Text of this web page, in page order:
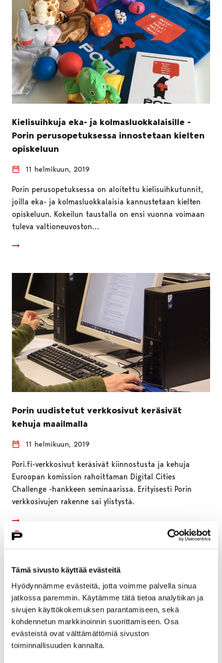
Tämä sivusto käyttää evästeitä
Hyödynnämme evästeitä, jotta voimme palvella sinua
jatkossa paremmin. Käytämme tätä tietoa analytiikan ja
sivujen käyttökokemuksen parantamiseen, sekä
kohdennetun markkinoinnin suorittamiseen. Osa
evästeistä ovat välttämättömiä sivuston
toiminnallisuuden kannalta.
Kielisuihkuja eka- ja kolmasluokkalaisille -
Porin perusopetuksessa innostetaan kielten
opiskeluun
11 helmikuun, 2019
Porin perusopetuksessa on aloitettu kielisuihkutunnit,
joilla eka- ja kolmasluokkalaisia kannustetaan kielten
opiskeluun. Kokeilun taustalla on ensi vuonna voimaan
tuleva valtioneuvoston…
Porin uudistetut verkkosivut keräsivät
kehuja maailmalla
11 helmikuun, 2019
Pori.fi-verkkosivut keräsivät kiinnostusta ja kehuja
Euroopan komission rahoittaman Digital Cities
Challenge -hankkeen seminaarissa. Erityisesti Porin
verkkosivujen rakenne sai ylistystä.